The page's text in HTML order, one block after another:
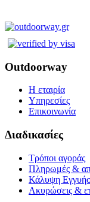
Outdoorway
Η εταιρία
Υπηρεσίες
Επικοινωνία
Διαδικασίες
Τρόποι αγοράς
Πληρωμές &
Κάλυψη
Ακυρώσεις &